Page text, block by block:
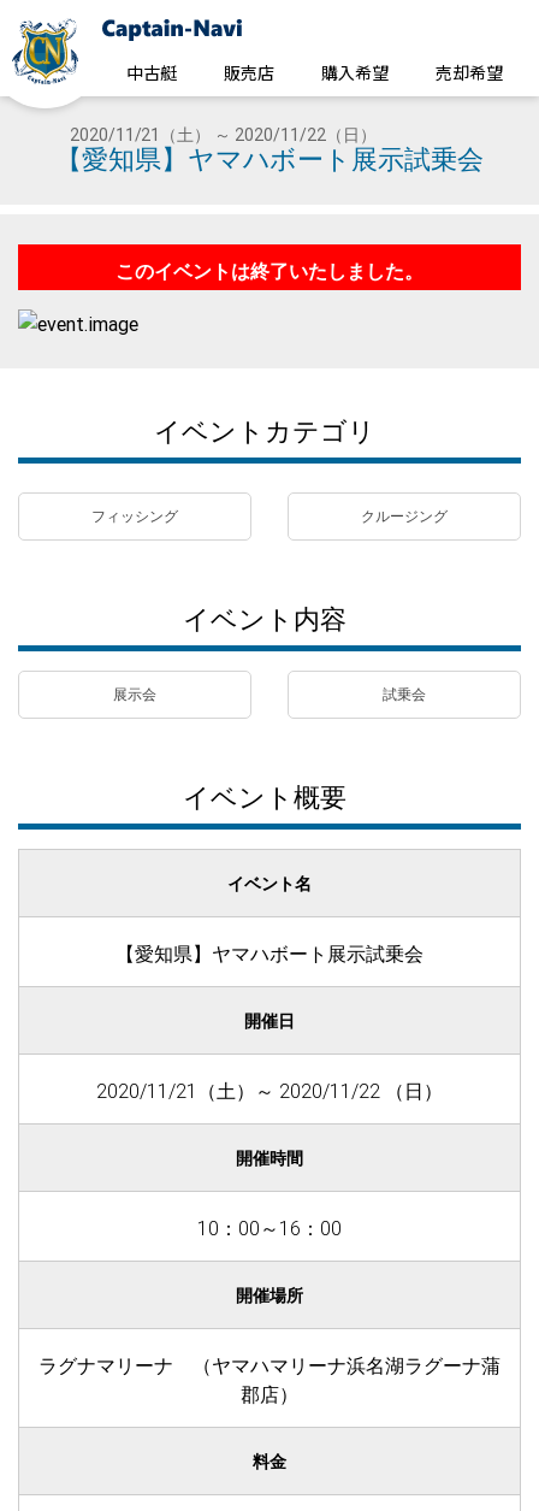
中古艇 販売店 購入希望 売却希望
2020/11/21（土） ～ 2020/11/22（日）
【愛知県】ヤマハボート展示試乗会
このイベントは終了いたしました。
イベントカテゴリ
フィッシング クルージング
イベント内容
展示会 試乗会
イベント概要
イベント名
【愛知県】ヤマハボート展示試乗会
開催日
2020/11/21（土）～ 2020/11/22 （日）
開催時間
10：00～16：00
開催場所
ラグナマリーナ （ヤマハマリーナ浜名湖ラグーナ蒲
郡店）
料金